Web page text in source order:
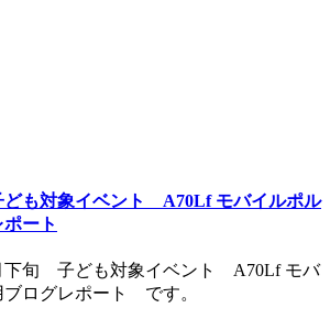
も対象イベント A70Lf モバイルポル
ート
下旬 子ども対象イベント A70Lf モバ
ログレポート です。